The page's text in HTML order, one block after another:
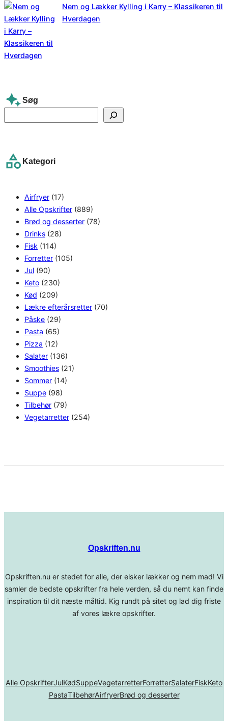
Nem og Lækker Kylling i Karry – Klassikeren til
Hverdagen
Søg
e
c
Kategori
Airfryer (17)
Alle Opskrifter (889)
Brød og desserter (78)
Drinks (28)
Fisk (114)
Forretter (105)
Jul (90)
Keto (230)
Kød (209)
Lækre efterårsretter (70)
Påske (29)
Pasta (65)
Pizza (12)
Salater (136)
Smoothies (21)
Sommer (14)
Suppe (98)
Tilbehør (79)
Vegetarretter (254)
Opskriften.nu
Opskriften.nu er stedet for alle, der elsker lækker og nem mad! Vi
samler de bedste opskrifter fra hele verden, så du nemt kan finde
inspiration til dit næste måltid. Kig rundt på sitet og lad dig friste
af vores lækre opskrifter.
Alle OpskrifterJulKødSuppeVegetarretterForretterSalaterFiskKeto
PastaTilbehørAirfryerBrød og desserter